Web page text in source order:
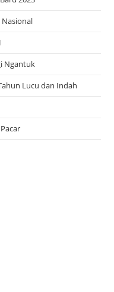
Ngantuk
Lucu dan Indah